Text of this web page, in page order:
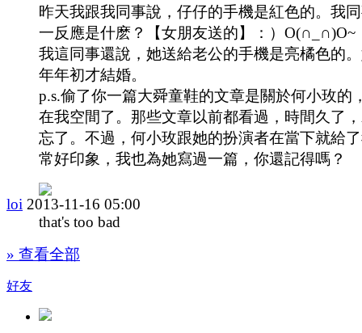
昨天我跟我同事說，仔仔的手機是紅色的。我
一反應是什麽？【女朋友送的】：）O(∩_∩)O~
我這同事還說，她送給老公的手機是亮橘色的
年年初才結婚。
p.s.偷了你一篇大舜童鞋的文章是關於何小玫的
在我空間了。那些文章以前都看過，時間久了
忘了。不過，何小玫跟她的扮演者在當下就給
常好印象，我也為她寫過一篇，你還記得嗎？
loi 2013-11-16 05:00
that's too bad
» 查看全部
好友